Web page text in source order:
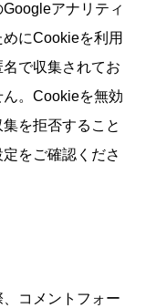
アナリティ
にCookieを利用
で収集されてお
。Cookieを無効
を拒否すること
をご確認くださ
コメントフォー